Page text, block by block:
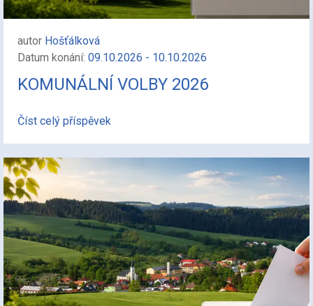
autor Hošťálková
Datum konání: 09.10.2026 - 10.10.2026
KOMUNÁLNÍ VOLBY 2026
Číst celý příspěvek